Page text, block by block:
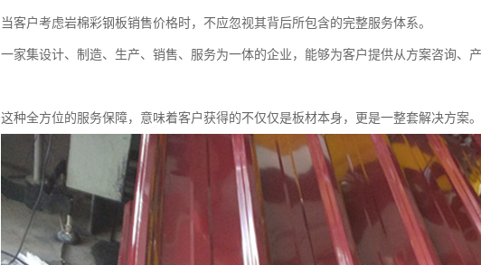
当客户考虑岩棉彩钢板销售价格时，不应忽视其背后所包含的完整服务体系。
一家集设计、制造、生产、销售、服务为一体的企业，能够为客户提供从方案咨询、
这种全方位的服务保障，意味着客户获得的不仅仅是板材本身，更是一整套解决方案。